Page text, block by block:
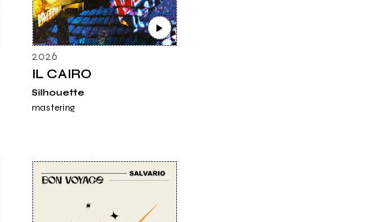
2026
IL CAIRO
Silhouette
mastering